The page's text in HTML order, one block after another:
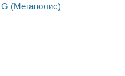
(Мегаполис)